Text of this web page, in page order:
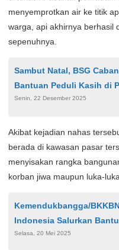
menyemprotkan air ke titik
warga, api akhirnya berhasil
sepenuhnya.
Sambut Natal, BSG
Bantuan Peduli Kasih di
Rehabilitasi Gerasa
Senin, 22 Desember 2025
Akibat kejadian nahas
berada di kawasan pasar
menyisakan rangka
korban jiwa maupun luka-
Kemendukbangga/
Indonesia Salurkan
Genting Kepada 2500
Selasa, 20 Mei 2025